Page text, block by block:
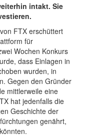
intakt. Sie
FTX erschüttert
für
Wochen Konkurs
dass Einlagen in
wurden, in
Gegen den Gründer
mittlerweile eine
hat jedenfalls die
Geschichte der
genährt,